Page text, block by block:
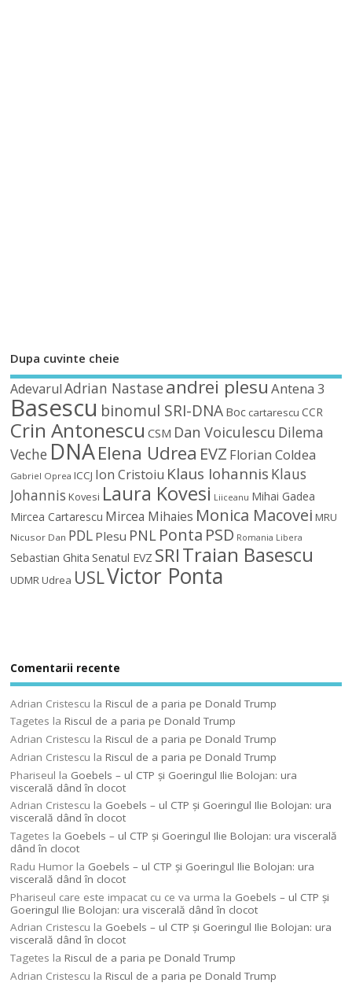
Dupa cuvinte cheie
Adevarul Adrian Nastaseandrei plesuAntena 3
Basescu binomul SRI-DNA Boc cartarescu CCR
Crin Antonescu CSM Dan Voiculescu Dilema
Veche DNAElena Udrea EVZ Florian Coldea
Gabriel Oprea ICCJ Ion Cristoiu Klaus Iohannis Klaus
Johannis Kovesi Laura Kovesi Liiceanu Mihai Gadea
Mircea Cartarescu Mircea Mihaies Monica Macovei MRU
Nicusor Dan PDL Plesu PNL Ponta PSD Romania Libera
Sebastian Ghita Senatul EVZ SRITraian Basescu
UDMRUdrea USLVictor Ponta
Comentarii recente
Adrian Cristescu laRiscul de a paria pe Donald Trump
Tagetes laRiscul de a paria pe Donald Trump
Adrian Cristescu laRiscul de a paria pe Donald Trump
Adrian Cristescu laRiscul de a paria pe Donald Trump
Phariseul la Goebels – ul CTP şi Goeringul Ilie Bolojan: ura
viscerală dând în clocot
Adrian Cristescu la Goebels – ul CTP şi Goeringul Ilie Bolojan: ura
viscerală dând în clocot
Tagetes la Goebels – ul CTP şi Goeringul Ilie Bolojan: ura viscerală
dând în clocot
Radu Humor la Goebels – ul CTP şi Goeringul Ilie Bolojan: ura
viscerală dând în clocot
Phariseul care este impacat cu ce va urma la Goebels – ul CTP şi
Goeringul Ilie Bolojan: ura viscerală dând în clocot
Adrian Cristescu la Goebels – ul CTP şi Goeringul Ilie Bolojan: ura
viscerală dând în clocot
Tagetes laRiscul de a paria pe Donald Trump
Adrian Cristescu laRiscul de a paria pe Donald Trump